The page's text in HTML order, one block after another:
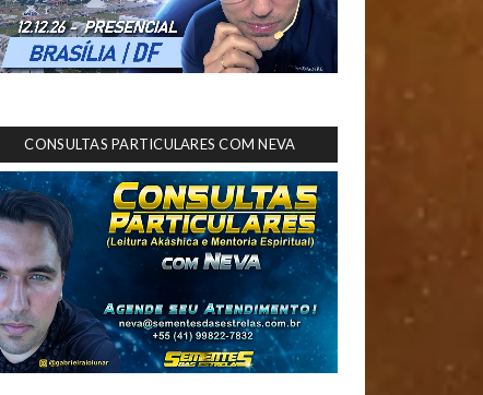
CONSULTAS PARTICULARES COM NEVA